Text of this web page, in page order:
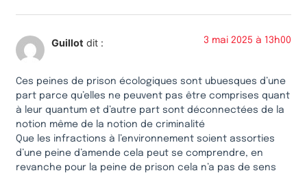
Guillot dit : 3 mai 2025 à 13h00
Ces peines de prison écologiques sont ubuesques d’une
part parce qu’elles ne peuvent pas être comprises quant
à leur quantum et d’autre part sont déconnectées de la
notion même de la notion de criminalité
Que les infractions à l’environnement soient assorties
d’une peine d’amende cela peut se comprendre, en
revanche pour la peine de prison cela n’a pas de sens